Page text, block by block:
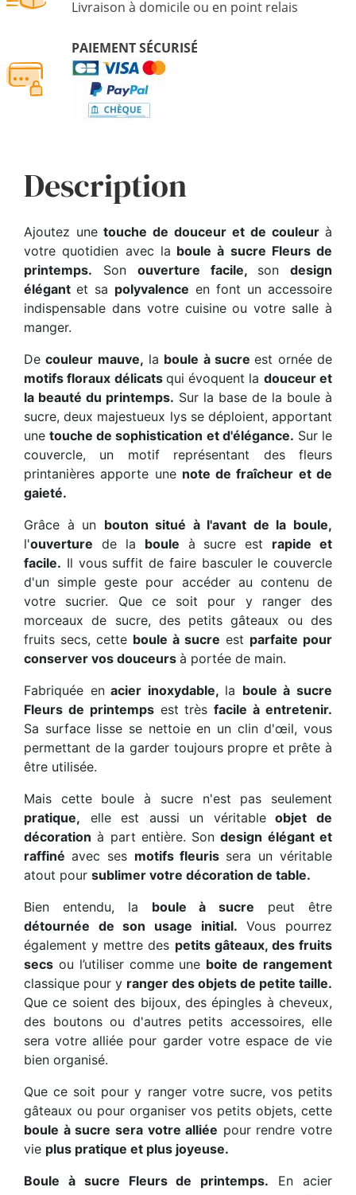
Livraison à domicile ou en point relais
PAIEMENT SÉCURISÉ
Description
Ajoutez une touche de douceur et de couleur à
votre quotidien avec la boule à sucre Fleurs de
printemps. Son ouverture facile, son design
élégant et sa polyvalence en font un accessoire
indispensable dans votre cuisine ou votre salle à
manger.
Decouleur mauve, la boule à sucreest ornée de
motifs floraux délicats qui évoquent la douceur et
la beauté du printemps. Sur la base de la boule à
sucre, deux majestueux lys se déploient, apportant
unetouche de sophistication et d'élégance. Sur le
couvercle, un motif représentant des fleurs
printanières apporte une note de fraîcheur et de
gaieté.
Grâce à un bouton situé à l'avant de la boule,
l'ouverture de la boule à sucre est rapide et
facile. Il vous suffit de faire basculer le couvercle
d'un simple geste pour accéder au contenu de
votre sucrier. Que ce soit pour y ranger des
morceaux de sucre, des petits gâteaux ou des
fruits secs, cette boule à sucre est parfaite pour
conserver vos douceurs à portée de main.
Fabriquée enacier inoxydable, la boule à sucre
Fleurs de printempsest trèsfacile à entretenir.
Sa surface lisse se nettoie en un clin d'œil, vous
permettant de la garder toujours propre et prête à
être utilisée.
Mais cette boule à sucre n'est pas seulement
pratique, elle est aussi un véritableobjet de
décoration à part entière. Sondesign élégant et
raffiné avec ses motifs fleuris sera un véritable
atout pour sublimer votre décoration de table.
Bien entendu, la boule à sucre peut être
détournée de son usage initial. Vous pourrez
également y mettre des petits gâteaux, des fruits
secs ou l’utiliser comme une boite de rangement
classique pour y ranger des objets de petite taille.
Que ce soient des bijoux, des épingles à cheveux,
des boutons ou d'autres petits accessoires, elle
sera votre alliée pour garder votre espace de vie
bien organisé.
Que ce soit pour y ranger votre sucre, vos petits
gâteaux ou pour organiser vos petits objets, cette
boule à sucre sera votre alliée pour rendre votre
vie plus pratique et plus joyeuse.
Boule à sucre Fleurs de printemps. En acier